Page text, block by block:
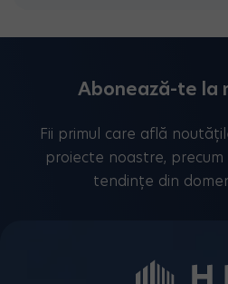
Abonează-te la
Fii primul care află
proiecte noastre,
tendințe din